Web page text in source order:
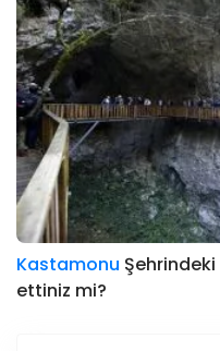
Kastamonu Şehrindeki
ettiniz mi?